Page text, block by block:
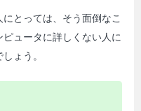
とっては、そう面倒なこ
ュータに詳しくない人に
ょう。